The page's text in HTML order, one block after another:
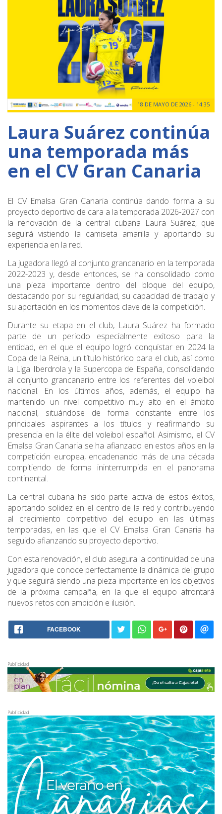
18 DE MAYO DE 2026 - 14:35
Laura Suárez continúa
una temporada más
en el CV Gran Canaria
El CV Emalsa Gran Canaria continúa dando forma a su
proyecto deportivo de cara a la temporada 2026-2027 con
la renovación de la central cubana Laura Suárez, que
seguirá vistiendo la camiseta amarilla y aportando su
experiencia en la red.
La jugadora llegó al conjunto grancanario en la temporada
2022-2023 y, desde entonces, se ha consolidado como
una pieza importante dentro del bloque del equipo,
destacando por su regularidad, su capacidad de trabajo y
su aportación en los momentos clave de la competición.
Durante su etapa en el club, Laura Suárez ha formado
parte de un periodo especialmente exitoso para la
entidad, en el que el equipo logró conquistar en 2024 la
Copa de la Reina, un título histórico para el club, así como
la Liga Iberdrola y la Supercopa de España, consolidando
al conjunto grancanario entre los referentes del voleibol
nacional. En los últimos años, además, el equipo ha
mantenido un nivel competitivo muy alto en el ámbito
nacional, situándose de forma constante entre los
principales aspirantes a los títulos y reafirmando su
presencia en la élite del voleibol español. Asimismo, el CV
Emalsa Gran Canaria se ha afianzado en estos años en la
competición europea, encadenando más de una década
compitiendo de forma ininterrumpida en el panorama
continental.
La central cubana ha sido parte activa de estos éxitos,
aportando solidez en el centro de la red y contribuyendo
al crecimiento competitivo del equipo en las últimas
temporadas, en las que el CV Emalsa Gran Canaria ha
seguido afianzando su proyecto deportivo.
Con esta renovación, el club asegura la continuidad de una
jugadora que conoce perfectamente la dinámica del grupo
y que seguirá siendo una pieza importante en los objetivos
de la próxima campaña, en la que el equipo afrontará
nuevos retos con ambición e ilusión.
FACEBOOK
Publicidad
Publicidad